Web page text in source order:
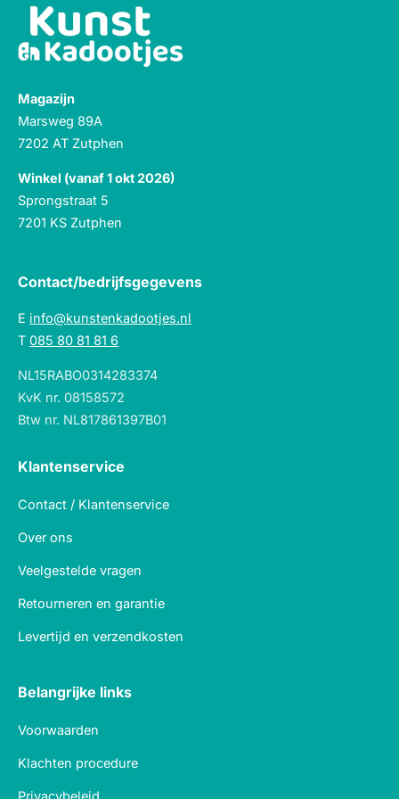
Magazijn
Marsweg 89A
7202 AT Zutphen
Winkel (vanaf 1 okt 2026)
Sprongstraat 5
7201 KS Zutphen
Contact/bedrijfsgegevens
E info@kunstenkadootjes.nl
T 085 80 81 81 6
NL15RABO0314283374
KvK nr. 08158572
Btw nr. NL817861397B01
Klantenservice
Contact / Klantenservice
Over ons
Veelgestelde vragen
Retourneren en garantie
Levertijd en verzendkosten
Belangrijke links
Voorwaarden
Klachten procedure
Privacybeleid